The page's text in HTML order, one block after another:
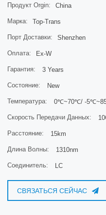
RB2011UAS-2HnD-IN и CCR1036-
Детали
Разъем XS+2733LC15D
Единая скорость передачи данных
Формат
Режим SFP/SFP+/SFP28
длина волны 1270нм + 1330нм
Продукт Orgin: China
Марка: Top-Trans
Порт Доставки: Shenzhen
Оплата: Ex-W
Гарантия: 3 Years
Состояние: New
Температура: 0℃~70℃/ -
Скорость Передачи Данных:
Расстояние: 15km
Длина Волны: 1310nm
Соединитель: LC
СВЯЗАТЬСЯ СЕЙЧАС